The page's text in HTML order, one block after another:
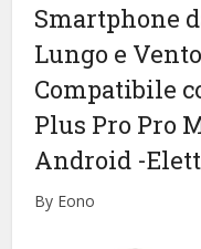
Smartphone
Lungo e
Compatibile
Plus Pro Pro
Android -
By Eono